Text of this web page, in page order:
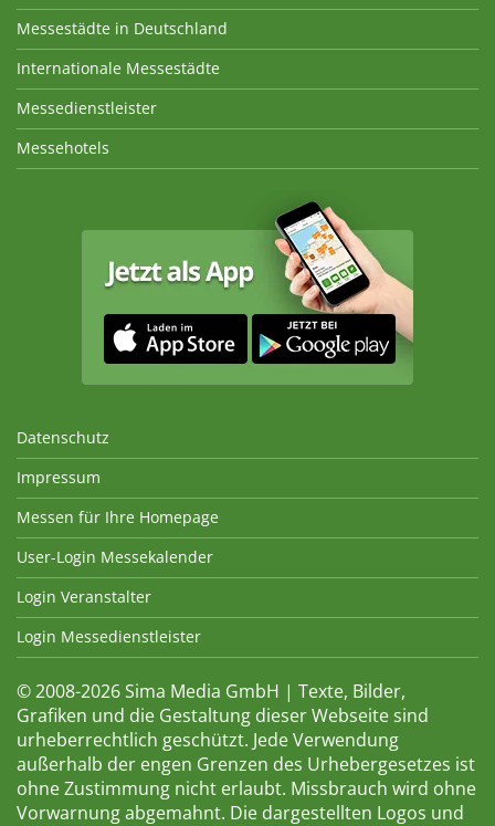
Messestädte in Deutschland
Internationale Messestädte
Messedienstleister
Messehotels
Datenschutz
Impressum
Messen für Ihre Homepage
User-Login Messekalender
Login Veranstalter
Login Messedienstleister
© 2008-2026 Sima Media GmbH | Texte, Bilder,
Grafiken und die Gestaltung dieser Webseite sind
urheberrechtlich geschützt. Jede Verwendung
außerhalb der engen Grenzen des Urhebergesetzes ist
ohne Zustimmung nicht erlaubt. Missbrauch wird ohne
Vorwarnung abgemahnt. Die dargestellten Logos und